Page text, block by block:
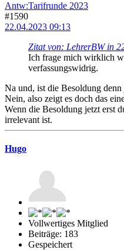
Antw:Tarifrunde 2023
#1590
22.04.2023 09:13
Zitat von: LehrerBW in
Ich frage mich wirklich
verfassungswidrig.
Na und, ist die Besoldung denn
Nein, also zeigt es doch das
Wenn die Besoldung jetzt erst
irrelevant ist.
Hugo
Vollwertiges Mitglied
Beiträge: 183
Gespeichert